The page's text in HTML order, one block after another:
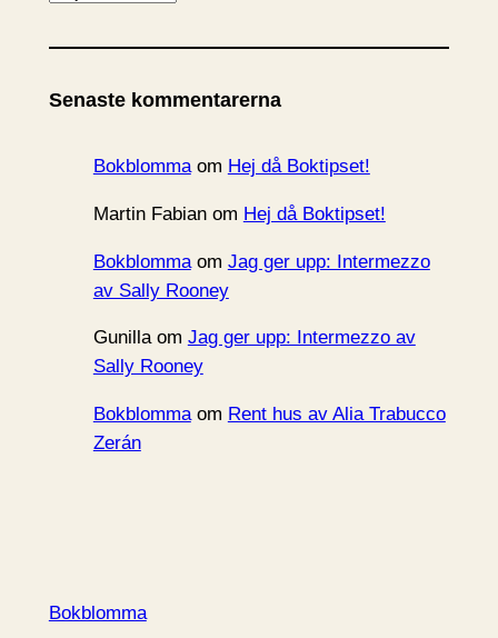
k
v
Senaste kommentarerna
Bokblommaom Hej då Boktipset!
Martin Fabianom Hej då Boktipset!
Bokblommaom Jag ger upp: Intermezzo
av Sally Rooney
Gunillaom Jag ger upp: Intermezzo av
Sally Rooney
Bokblommaom Rent hus av Alia Trabucco
Zerán
Bokblomma